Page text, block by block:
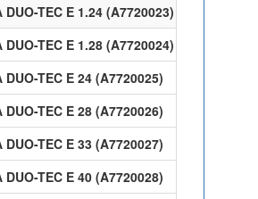
DUO-TEC E 1.24 (A7720023)
DUO-TEC E 1.28 (A7720024)
DUO-TEC E 24 (A7720025)
DUO-TEC E 28 (A7720026)
DUO-TEC E 33 (A7720027)
DUO-TEC E 40 (A7720028)